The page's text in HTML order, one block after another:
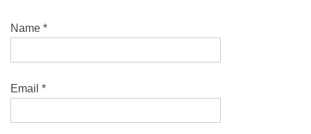
Name *
Email *